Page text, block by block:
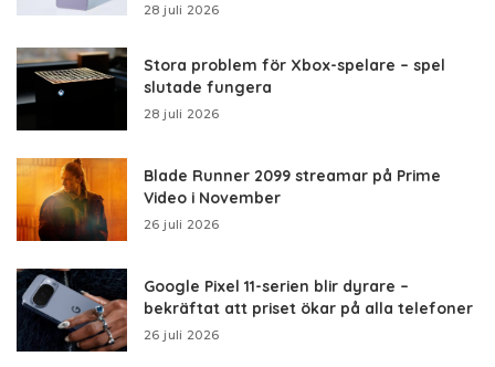
28 juli 2026
Stora problem för Xbox-spelare – spel
slutade fungera
28 juli 2026
Blade Runner 2099 streamar på Prime
Video i November
26 juli 2026
Google Pixel 11-serien blir dyrare –
bekräftat att priset ökar på alla telefoner
26 juli 2026